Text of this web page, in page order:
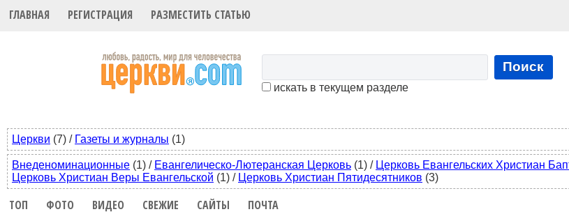
ГЛАВНАЯ РЕГИСТРАЦИЯ РАЗМЕСТИТЬ СТАТЬЮ
Поиск
искать в текущем разделе
Церкви (7) / Газеты и журналы (1)
Внеденоминационные (1) / Евангелическо-Лютеранская Церковь (1) / Церковь Евангельских Христиан
Церковь Христиан Веры Евангельской (1) / Церковь Христиан Пятидесятников (3)
ТОП ФОТО ВИДЕО СВЕЖИЕ САЙТЫ ПОЧТА